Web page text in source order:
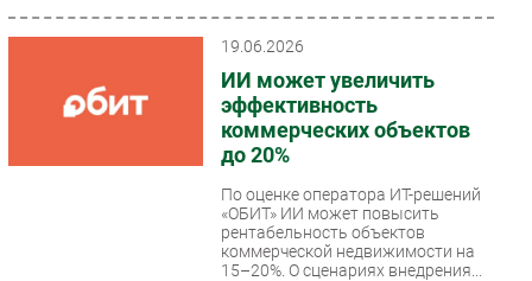
19.06.2026
ИИ может увеличить
эффективность
коммерческих объектов
до 20%
По оценке оператора ИТ-решений
«ОБИТ» ИИ может повысить
рентабельность объектов
коммерческой недвижимости на
15–20%. О сценариях внедрения...